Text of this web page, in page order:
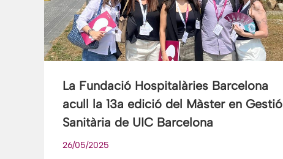
La Fundació Hospitalàries Barcelona
acull la 13a edició del Màster en Gestió
Sanitària de UIC Barcelona
26/05/2025